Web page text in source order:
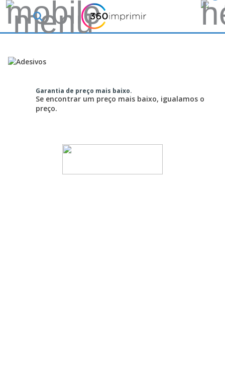
Garantia de preço mais baixo.
Se encontrar um preço mais baixo, igualamos o
preço.